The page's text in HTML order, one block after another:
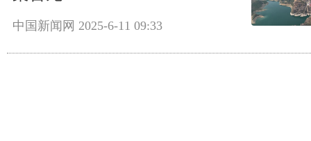
中国新闻网 2025-6-11 09:33